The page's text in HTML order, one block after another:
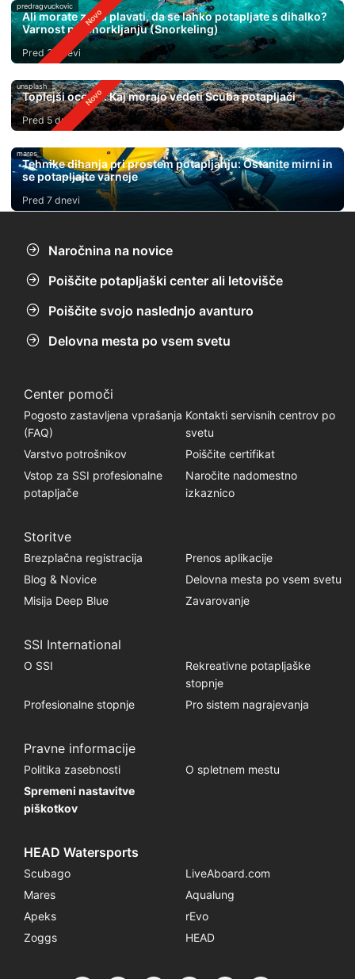
predragvuckovic
Ali morate znati plavati, da se lahko potapljate s dihalko?
Varnost pri Snorkljanju (Snorkeling)
Pred 3 dnevi
unsplash
Toplejši oceani: Kaj morajo vedeti Scuba potapljači
Pred 5 dnevi
mares
Tehnike dihanja pri prostem potapljanju: Ostanite mirni in
se potapljajte varneje
Pred 7 dnevi
Naročnina na novice
Poiščite potapljaški center ali letovišče
Poiščite svojo naslednjo avanturo
Delovna mesta po vsem svetu
Center pomoči
Pogosto zastavljena vprašanja
(FAQ)
Kontakti servisnih centrov po
svetu
Varstvo potrošnikov
Poiščite certifikat
Vstop za SSI profesionalne
potapljače
Naročite nadomestno
izkaznico
Storitve
Brezplačna registracija
Prenos aplikacije
Blog & Novice
Delovna mesta po vsem svetu
Misija Deep Blue
Zavarovanje
SSI International
O SSI
Rekreativne potapljaške
stopnje
Profesionalne stopnje
Pro sistem nagrajevanja
Pravne informacije
Politika zasebnosti
O spletnem mestu
Spremeni nastavitve
piškotkov
HEAD Watersports
Scubago
LiveAboard.com
Mares
Aqualung
Apeks
rEvo
Zoggs
HEAD